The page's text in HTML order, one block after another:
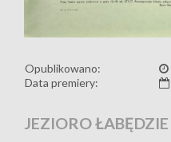
Opublikowano:
Data premiery:
JEZIORO ŁABĘDZIE